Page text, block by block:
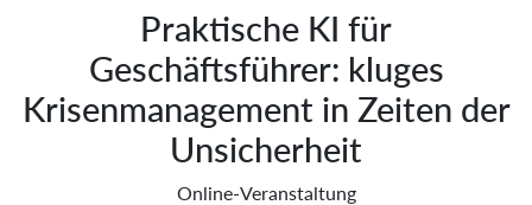
Praktische KI für
Geschäftsführer: kluges
Krisenmanagement in Zeiten der
Unsicherheit
Online-Veranstaltung